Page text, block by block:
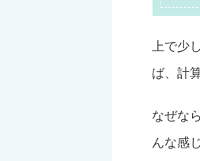
上で少
ば、計
なぜな
んな感